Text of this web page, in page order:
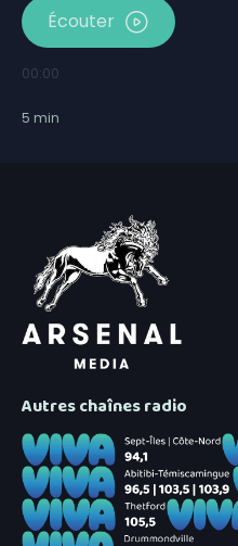
Écouter
00:00
5 min
Autres chaînes radio